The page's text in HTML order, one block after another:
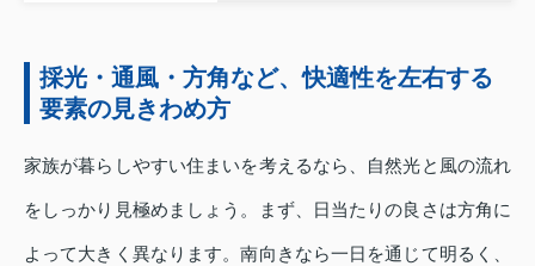
採光・通風・方角など、快適性を左右する
要素の見きわめ方
家族が暮らしやすい住まいを考えるなら、自然光と風の流れ
をしっかり見極めましょう。まず、日当たりの良さは方角に
よって大きく異なります。南向きなら一日を通じて明るく、